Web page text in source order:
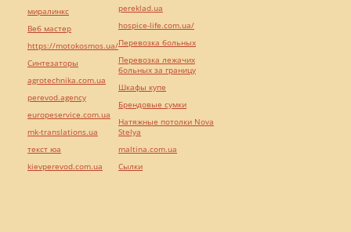
миралинкс
Веб мастер
https://motokosmos.ua/
Синтезаторы
agrotechnika.com.ua
perevod.agency
europeservice.com.ua
mk-translations.ua
текст юа
kievperevod.com.ua
pereklad.ua
hospice-life.com.ua/
Перевозка больных
Перевозка лежачих
больных за границу
Шкафы купе
Брендовые сумки
Натяжные потолки Nova
Stelya
maltina.com.ua
Cылки